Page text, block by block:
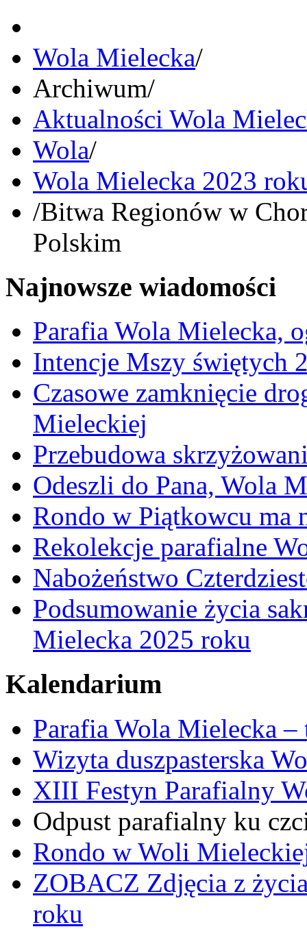
Wola Mielecka/
Archiwum/
Aktualności Wola
Wola/
Wola Mielecka 2023
/Bitwa Regionów w
Polskim
Najnowsze wiadomości
Parafia Wola Mielecka,
Intencje Mszy świętych
Czasowe zamknięcie
Mieleckiej
Przebudowa
Odeszli do Pana, Wola
Rondo w Piątkowcu ma
Rekolekcje parafialne
Nabożeństwo
Podsumowanie życia
Mielecka 2025 roku
Kalendarium
Parafia Wola Mielecka
Wizyta duszpasterska
XIII Festyn Parafialny
Odpust parafialny ku
Rondo w Woli
ZOBACZ Zdjęcia z
roku